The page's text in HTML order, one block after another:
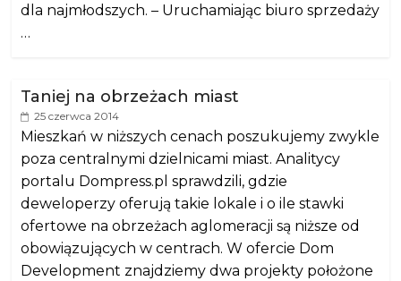
dla najmłodszych. – Uruchamiając biuro sprzedaży
…
Taniej na obrzeżach miast
25 czerwca 2014
Mieszkań w niższych cenach poszukujemy zwykle
poza centralnymi dzielnicami miast. Analitycy
portalu Dompress.pl sprawdzili, gdzie
deweloperzy oferują takie lokale i o ile stawki
ofertowe na obrzeżach aglomeracji są niższe od
obowiązujących w centrach. W ofercie Dom
Development znajdziemy dwa projekty położone